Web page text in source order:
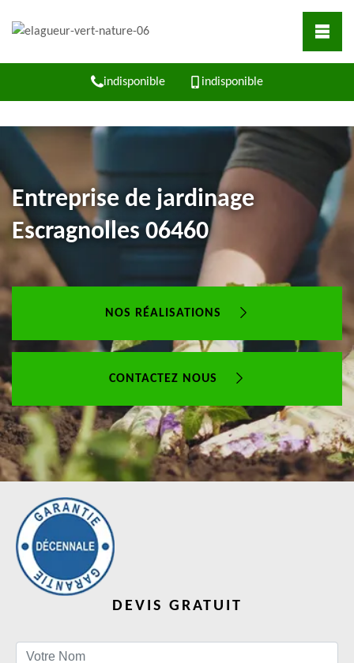
indisponible indisponible
Entreprise de jardinage
Escragnolles 06460
NOS RÉALISATIONS
CONTACTEZ NOUS
DEVIS GRATUIT